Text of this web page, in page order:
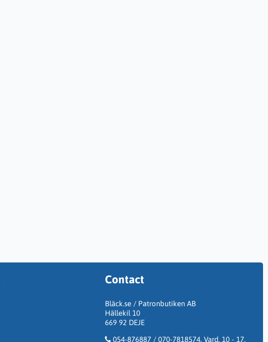
Contact
Bläck.se / Patronbutiken AB
Hällekil 10
669 92 DEJE
054-876887 / 070-7818574. Vard. 10 - 17.